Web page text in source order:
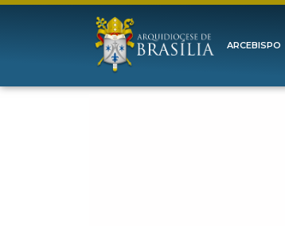
ARCEBISPO